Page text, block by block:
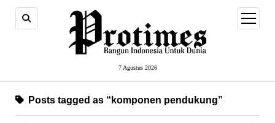
7 Agustus 2026
open
menu
Posts tagged as “komponen pendukung”